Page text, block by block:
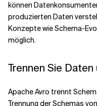
können
produzierten Daten
Konzepte wie Schema-
möglich.
Trennen Sie
Apache Avro trennt
Trennung der Schemas